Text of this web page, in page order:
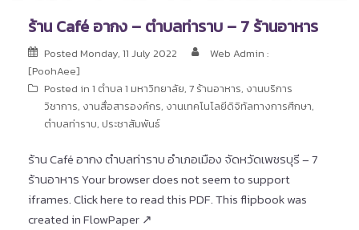
ร้าน Café อากง – ตำบลท่าราบ – 7 ร้านอาหาร
Posted Monday, 11 July 2022
Web Admin :
[PoohAee]
Posted in 1 ตำบล 1 มหาวิทยาลัย, 7 ร้านอาหาร, งานบริการ
วิชาการ, งานสื่อสารองค์กร, งานเทคโนโลยีดิจิทัลทางการศึกษา,
ตำบลท่าราบ, ประชาสัมพันธ์
ร้าน Café อากง ตำบลท่าราบ อำเภอเมือง จัดหวัดเพชรบุรี – 7
ร้านอาหาร Your browser does not seem to support
iframes. Click here to read this PDF. This flipbook was
created in FlowPaper ↗